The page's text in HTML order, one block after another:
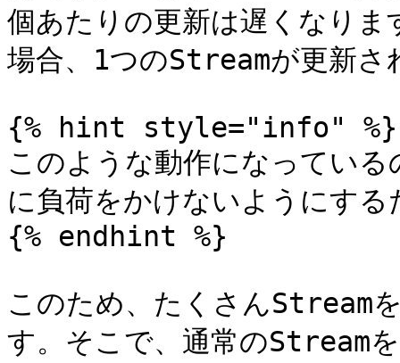
個あたりの更新は遅くなり
場合、1つのStreamが更新さ
{% hint style="info" %}
このような動作になってい
に負荷をかけないようにする
{% endhint %}
このため、たくさんStream
す。そこで、通常の